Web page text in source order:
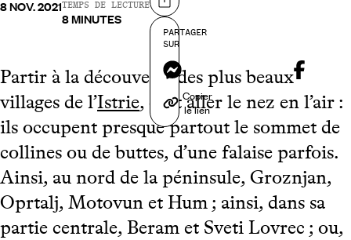
8 NOV. 2021TEMPS DE LECTURE
8 MINUTES
Partager sur
PARTAGER
SUR
Messenger
Copier
le lien
Partir à la découverte des plus beaux
villages de l’Istrie, c’est aller le nez en l’air :
ils occupent presque partout le sommet de
collines ou de buttes, d’une falaise parfois.
Ainsi, au nord de la péninsule, Groznjan,
Oprtalj, Motovun et Hum ; ainsi, dans sa
partie centrale, Beram et Sveti Lovrec ; ou,